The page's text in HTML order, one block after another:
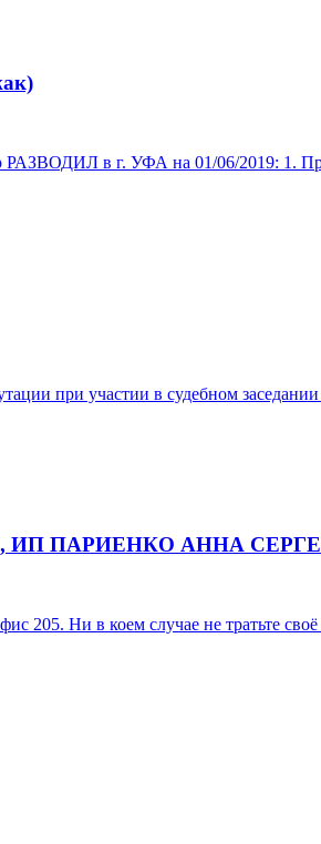
в г. УФА на 01/06/2019: 1.
при участии в судебном
ИП ПАРИЕНКО АННА
Ни в коем случае не тратьте